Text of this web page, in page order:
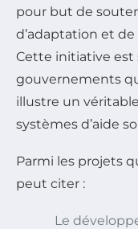
pour but de
d’adaptation et
Cette initiative est
gouvernements
illustre un
systèmes d’aide
Parmi les projets
peut citer :
Le